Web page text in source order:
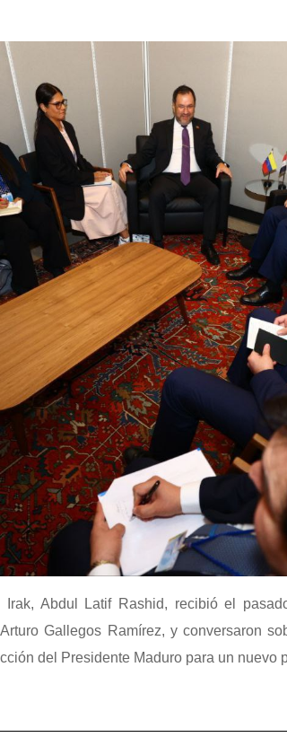
Abdul Latif Rashid, recibió el
Gallegos Ramírez, y conversaron
del Presidente Maduro para un nuevo